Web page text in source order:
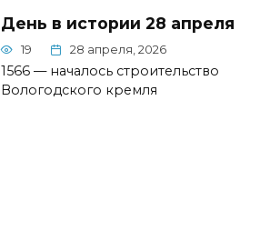
День в истории 28 апреля
19 28 апреля, 2026
1566 — началось строительство
Вологодского кремля